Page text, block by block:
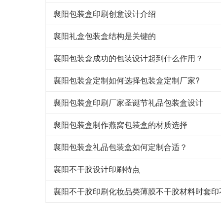
襄阳包装盒印刷创意设计介绍
襄阳礼盒包装盒结构是关键的
襄阳包装盒成功的包装设计起到什么作用？
襄阳包装盒定制如何选择包装盒定制厂家?
襄阳包装盒印刷厂家圣诞节礼品包装盒设计
襄阳包装盒制作燕窝包装盒的材质选择
襄阳包装盒礼品包装盒如何定制合适？
襄阳不干胶设计印刷特点
襄阳不干胶印刷化妆品类薄膜不干胶材料时套